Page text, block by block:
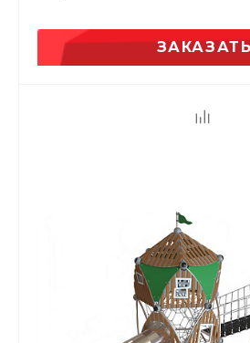
ЗАКАЗАТЬ